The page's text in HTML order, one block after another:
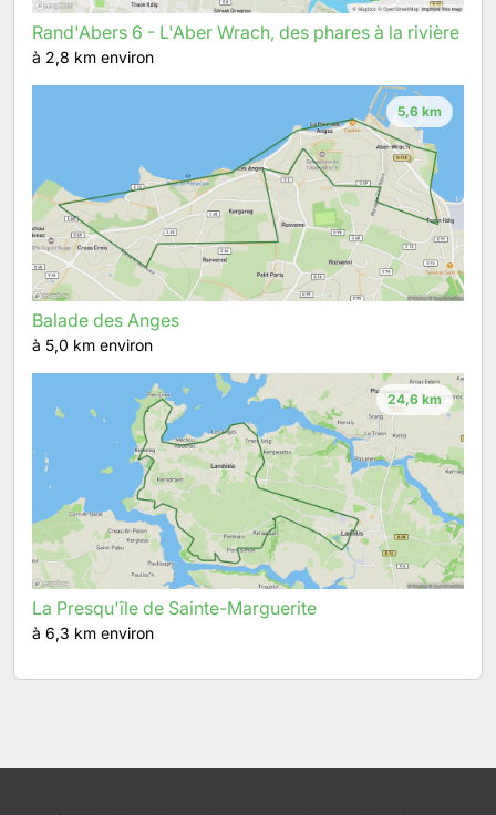
Rand'Abers 6 - L'Aber Wrach, des phares à la rivière
à 2,8 km environ
5,6 km
Balade des Anges
à 5,0 km environ
24,6 km
La Presqu'île de Sainte-Marguerite
à 6,3 km environ